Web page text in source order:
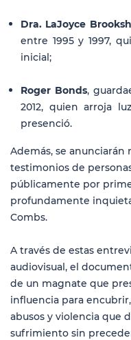
Dra. LaJoyce
entre 1995 y 1997,
inicial;
Roger Bonds,
2012, quien arroja
presenció.
Además, se
testimonios de
públicamente por
profundamente
Combs.
A través de estas
audiovisual, el
de un magnate que
influencia para
abusos y violencia que
sufrimiento sin